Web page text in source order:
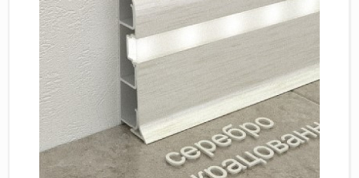
33 класс
Серый
Бежевый
Дуб светлый
Коричневый
Кварцевый ламинат SPC
Подложка под паркет и ламинат